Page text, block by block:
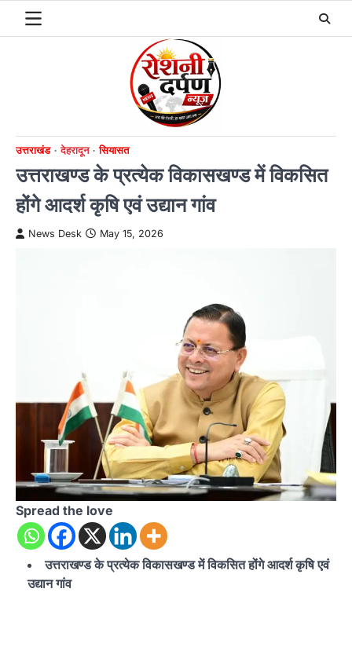
उत्तराखंड देहरादून सियासत
उत्तराखण्ड के प्रत्येक विकासखण्ड में विकसित
होंगे आदर्श कृषि एवं उद्यान गांव
News Desk May 15, 2026
Spread the love
उत्तराखण्ड के प्रत्येक विकासखण्ड में विकसित होंगे आदर्श कृषि एवं
उद्यान गांव